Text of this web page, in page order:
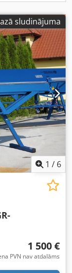
Jūs
§ 25a.
apmēram 1550
piesakot
saņemšanas.
zināšanas –
pašam
palīdzību 10
vieta: 97249
Preces
Cjdpey Hbv
sludinājuma
1 / 6
1 500 €
PVN nav atdalāms